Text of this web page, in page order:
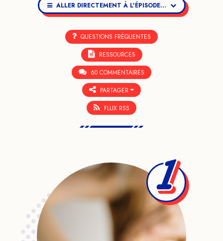
ALLER DIRECTEMENT À L'ÉPISODE...
QUESTIONS FRÉQUENTES
RESSOURCES
60 COMMENTAIRES
PARTAGER
FLUX RSS
1